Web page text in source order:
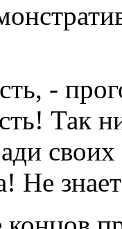
-
Так
Не